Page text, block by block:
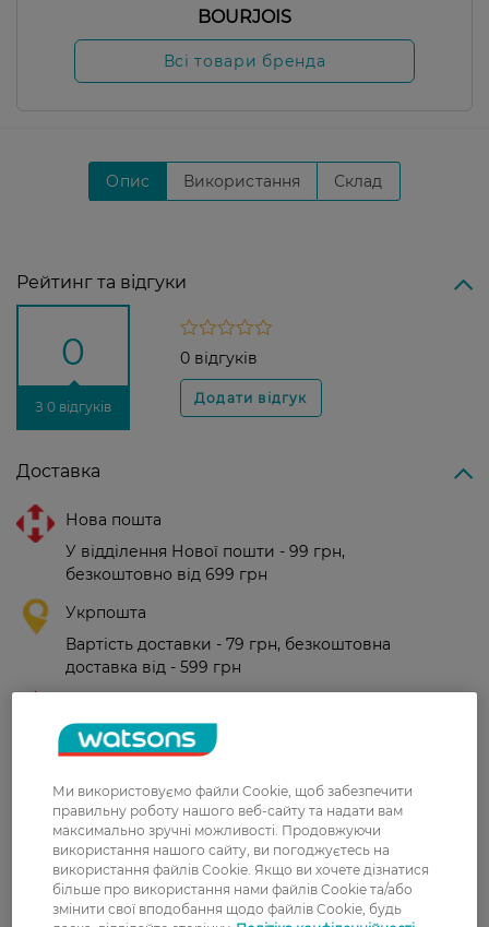
BOURJOIS
Всі товари бренда
Опис Використання Склад
Рейтинг та відгуки
0
З 0 відгуків
0 відгуків
Доставка
Нова пошта
У відділення Нової пошти - 99 грн,
безкоштовно від 699 грн
Укрпошта
Вартість доставки - 79 грн, безкоштовна
доставка від - 599 грн
Вартість доставки - 0 грн
Оплата
Оплата карткою
Післяоплата
Ми використовуємо файли Cookie, щоб забезпечити
правильну роботу нашого веб-сайту та надати вам
максимально зручні можливості. Продовжуючи
використання нашого сайту, ви погоджуєтесь на
використання файлів Cookie. Якщо ви хочете дізнатися
більше про використання нами файлів Cookie та/або
змінити свої вподобання щодо файлів Cookie, будь